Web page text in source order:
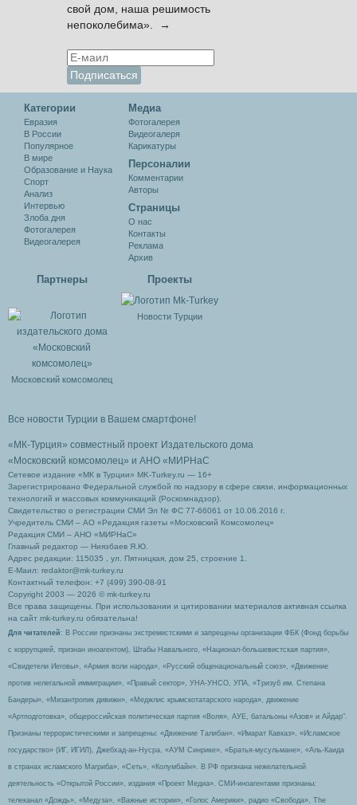
свой дом, наша решимость
непоколебима». →
Категории
Евразия
В России
Популярное
В мире
Образование и Наука
Спорт
Анализ
Интервью
Злоба дня
Фотогалерея
Видеогалерея
Медиа
Фотогалерея
Видеогалеря
Карикатуры
Персоналии
Комментарии
Авторы
Cтраницы
О нас
Контакты
Реклама
Архив
Партнеры
Московский комсомолец
Проекты
Новости Турции
Все новости Турции в Вашем смартфоне!
«МК-Турция» совместный проект Издательского дома
«Московский комсомолец» и АНО «МИРНаС
Сетевое издание «МК в Турции» MK-Turkey.ru — 16+
Зарегистрировано Федеральной службой по надзору в сфере связи, информационных
технологий и массовых коммуникаций (Роскомнадзор).
Свидетельство о регистрации СМИ Эл № ФС 77-66061 от 10.06.2016 г.
Учредитель СМИ – АО «Редакция газеты «Московский Комсомолец»
Редакция СМИ – АНО «МИРНаС»
Главный редактор — Ниязбаев Я.Ю.
Адрес редакции: 115035 , ул. Пятницкая, дом 25, строение 1.
Е-Маил: redaktor@mk-turkey.ru
Контактный телефон: +7 (499) 390-08-91
Copyright 2003 — 2026 © mk-turkey.ru
Все права защищены. При использовании и цитировании материалов активная ссылка
на сайт mk-turkey.ru обязательна!
Для читателей : В России признаны экстремистскими и запрещены организации ФБК (Фонд борьбы
с коррупцией, признан иноагентом), Штабы Навального, «Национал-большевистская партия»,
«Свидетели Иеговы», «Армия воли народа», «Русский общенациональный союз», «Движение
против нелегальной иммиграции», «Правый сектор», УНА-УНСО, УПА, «Тризуб им. Степана
Бандеры», «Мизантропик дивижн», «Меджлис крымскотатарского народа», движение
«Артподготовка», общероссийская политическая партия «Воля», АУЕ, батальоны «Азов» и Айдар″.
Признаны террористическими и запрещены: «Движение Талибан», «Имарат Кавказ», «Исламское
государство» (ИГ, ИГИЛ), Джебхад-ан-Нусра, «АУМ Синрике», «Братья-мусульмане», «Аль-Каида
в странах исламского Магриба», «Сеть», «Колумбайн». В РФ признана нежелательной
деятельность «Открытой России», издания «Проект Медиа». СМИ-иноагентами признаны:
телеканал «Дождь», «Медуза», «Важные истории», «Голос Америки», радио «Свобода», The